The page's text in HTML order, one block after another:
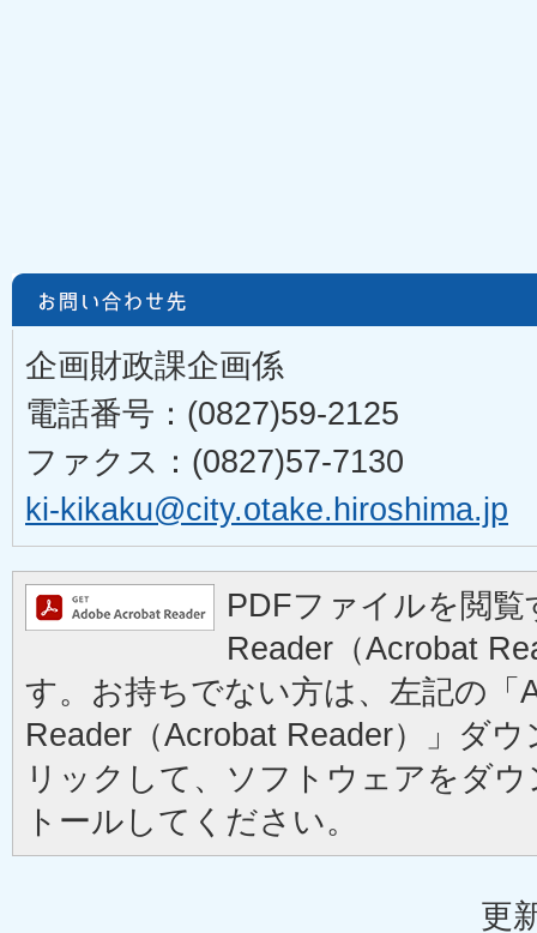
企画財政課企画係
電話番号：(0827)59-2125
ファクス：(0827)57-7130
ki-kikaku@city.otake.hiroshima.jp
PDFファイルを閲
Reader（Acrobat
す。お持ちでない方は、左記の「
Reader（Acrobat Reader）」ダ
リックして、ソフトウェアをダ
トールしてください。
更